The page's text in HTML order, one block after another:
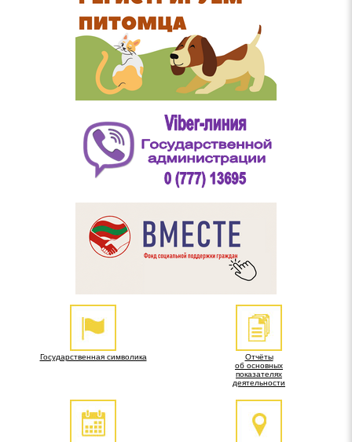
Государственная символика
Отчёты
об основных
показателях
деятельности